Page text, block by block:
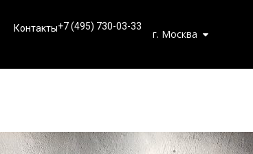
Контакты+7 (495) 730-03-33
г. Москва